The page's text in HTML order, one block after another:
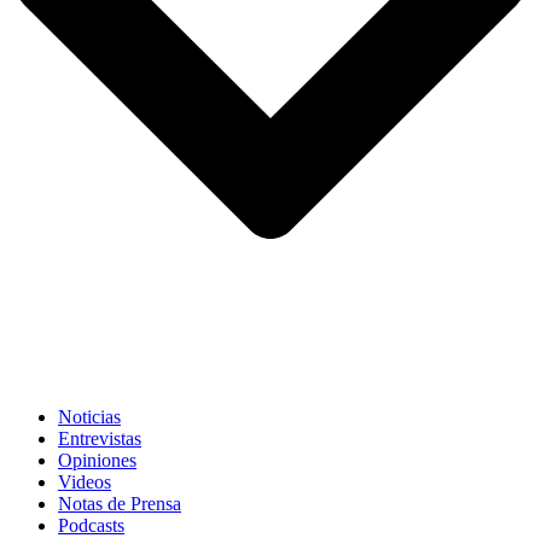
Noticias
Entrevistas
Opiniones
Videos
Notas de Prensa
Podcasts